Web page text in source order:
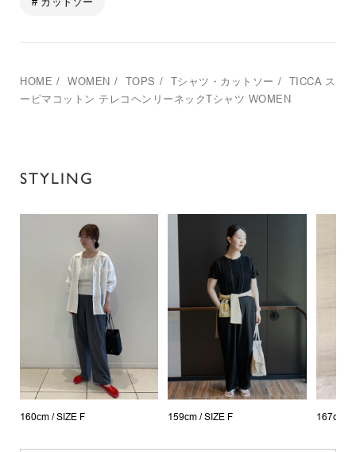
HOME / WOMEN / TOPS / Tシャツ・カットソー / TICCA ス
ーピマコットン テレコヘンリーネックTシャツ WOMEN
STYLING
160cm / SIZE F 159cm / SIZE F 167cm /